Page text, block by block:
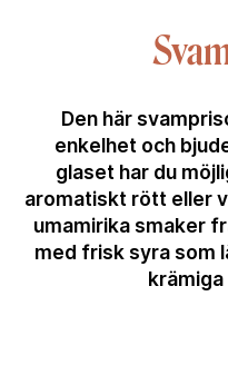
Den här
enkelhet och
glaset har du
aromatiskt rött eller
umamirika smaker
med frisk syra som